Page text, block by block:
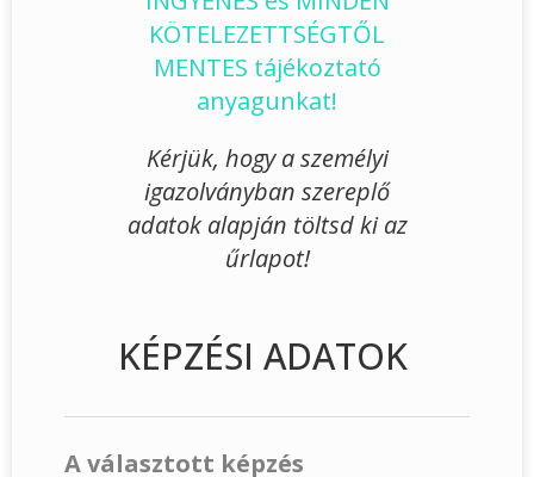
KÖTELEZETTSÉGTŐL
MENTES tájékoztató
anyagunkat!
Kérjük, hogy a személyi
igazolványban szereplő
adatok alapján töltsd ki az
űrlapot!
KÉPZÉSI ADATOK
A választott képzés